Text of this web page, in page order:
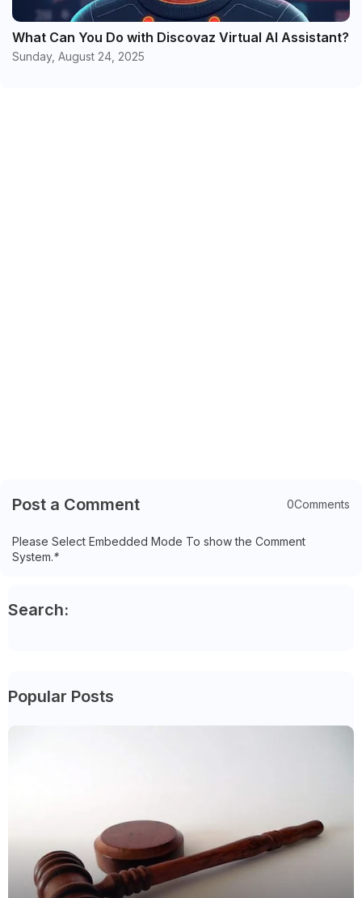
What Can You Do with Discovaz Virtual AI Assistant?
Sunday, August 24, 2025
Post a Comment 0Comments
Please Select Embedded Mode To show the Comment
System.*
Search:
Popular Posts